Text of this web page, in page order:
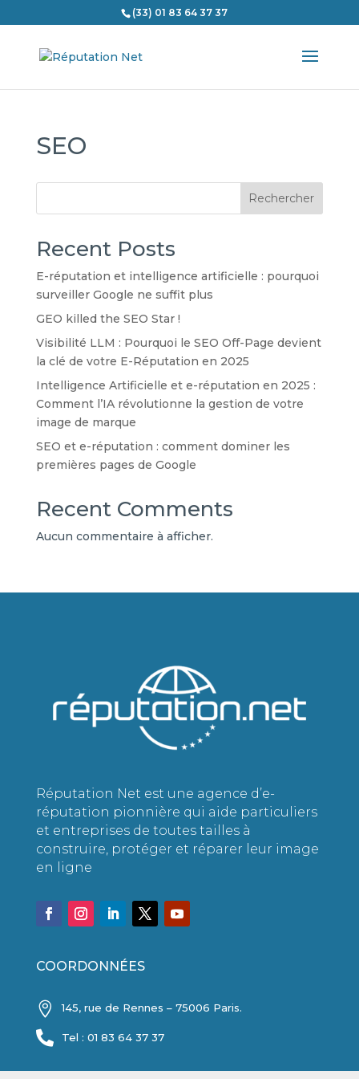
(33) 01 83 64 37 37
SEO
Rechercher
Recent Posts
E-réputation et intelligence artificielle : pourquoi
surveiller Google ne suffit plus
GEO killed the SEO Star !
Visibilité LLM : Pourquoi le SEO Off-Page devient
la clé de votre E-Réputation en 2025
Intelligence Artificielle et e-réputation en 2025 :
Comment l’IA révolutionne la gestion de votre
image de marque
SEO et e-réputation : comment dominer les
premières pages de Google
Recent Comments
Aucun commentaire à afficher.
Réputation Net est une agence d’e-
réputation pionnière qui aide particuliers
et entreprises de toutes tailles à
construire, protéger et réparer leur image
en ligne
COORDONNÉES
 145, rue de Rennes – 75006 Paris.
 Tel : 01 83 64 37 37